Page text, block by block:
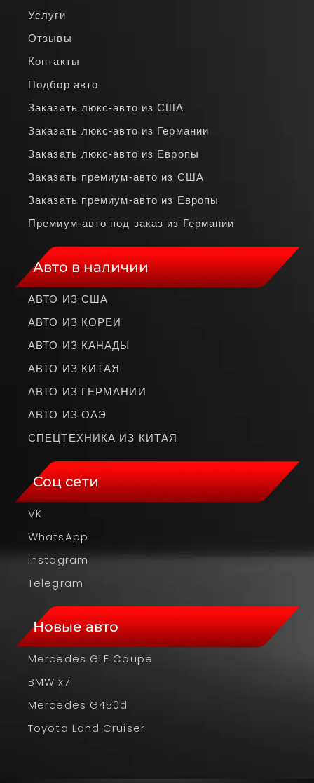
Услуги
Отзывы
Контакты
Подбор авто
Заказать люкс‑авто из США
Заказать люкс‑авто из Германии
Заказать люкс‑авто из Европы
Заказать премиум‑авто из США
Заказать премиум‑авто из Европы
Премиум‑авто под заказ из Германии
Авто в наличии
АВТО ИЗ США
АВТО ИЗ КОРЕИ
АВТО ИЗ КАНАДЫ
АВТО ИЗ КИТАЯ
АВТО ИЗ ГЕРМАНИИ
АВТО ИЗ ОАЭ
СПЕЦТЕХНИКА ИЗ КИТАЯ
Соц сети
VK
WhatsApp
Instagram
Telegram
Новые авто
Mercedes GLE Coupe
BMW x7
Mercedes G450d
Toyota Land Cruiser